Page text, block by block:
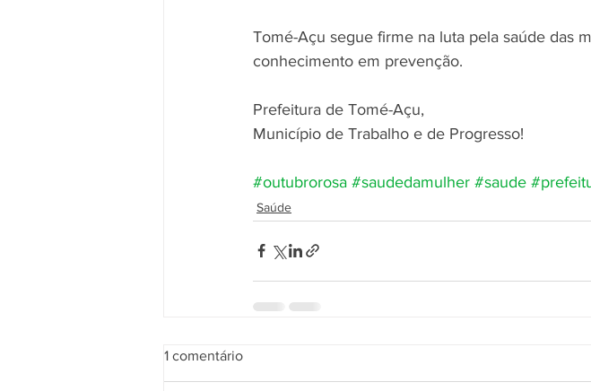
Tomé-Açu segue firme na luta pela saúde das
conhecimento em prevenção.
Prefeitura de Tomé-Açu,
Município de Trabalho e de Progresso!
#outubrorosa #saudedamulher #saude
Saúde
1 comentário